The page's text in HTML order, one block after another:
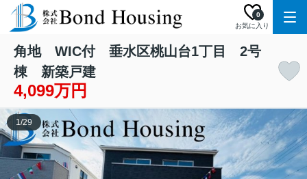
お気に入り
0
角地 WIC付 垂水区桃山台1丁目 2号
棟 新築戸建
4,099万円
1/29